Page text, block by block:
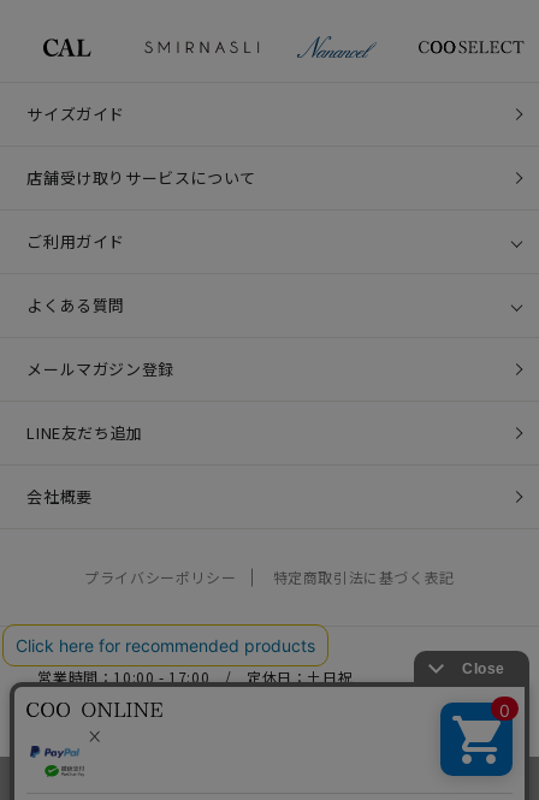
サイズガイド
店舗受け取りサービスについて
ご利用ガイド
よくある質問
メールマガジン登録
LINE友だち追加
会社概要
プライバシーポリシー 特定商取引法に基づく表記
営業時間：10:00 - 17:00 / 定休日：土日祝
お問い合わせ：help@coo-co.jp